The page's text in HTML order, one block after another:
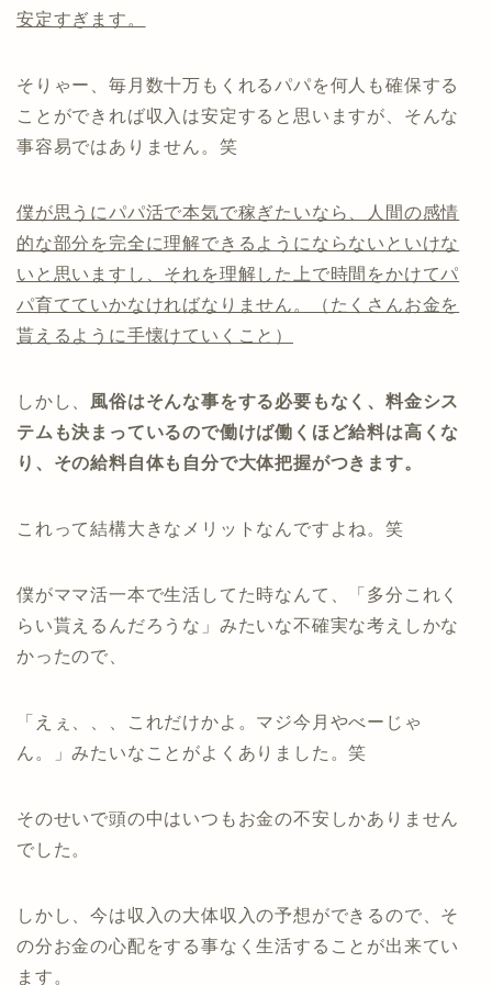
安定すぎます。
そりゃー、毎月数十万もくれるパパを何人も確保する
ことができれば収入は安定すると思いますが、そんな
事容易ではありません。笑
僕が思うにパパ活で本気で稼ぎたいなら、人間の感情
的な部分を完全に理解できるようにならないといけな
いと思いますし、それを理解した上で時間をかけてパ
パ育てていかなければなりません。（たくさんお金を
貰えるように手懐けていくこと）
しかし、 風俗はそんな事をする必要もなく、料金シス
テムも決まっているので働けば働くほど給料は高くな
り、その給料自体も自分で大体把握がつきます。
これって結構大きなメリットなんですよね。笑
僕がママ活一本で生活してた時なんて、「多分これく
らい貰えるんだろうな」みたいな不確実な考えしかな
かったので、
「えぇ、、、これだけかよ。マジ今月やべーじゃ
ん。」みたいなことがよくありました。笑
そのせいで頭の中はいつもお金の不安しかありません
でした。
しかし、今は収入の大体収入の予想ができるので、そ
の分お金の心配をする事なく生活することが出来てい
ます。